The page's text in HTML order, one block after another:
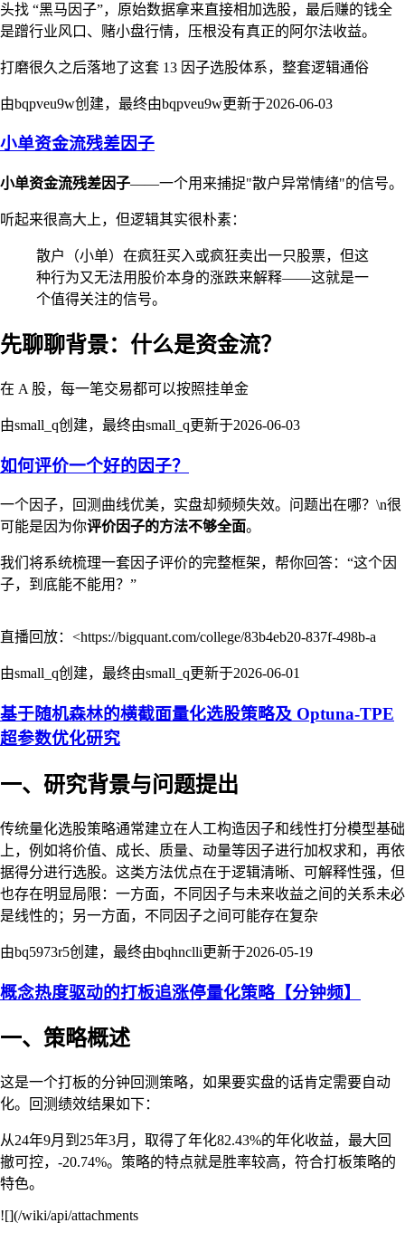
头找 “黑马因子”，原始数据拿来直接相加选股，最后赚的钱全
是蹭行业风口、赌小盘行情，压根没有真正的阿尔法收益。
打磨很久之后落地了这套 13 因子选股体系，整套逻辑通俗
由bqpveu9w创建，最终由bqpveu9w更新于2026-06-03
小单资金流残差因子
小单资金流残差因子——一个用来捕捉"散户异常情绪"的信号。
听起来很高大上，但逻辑其实很朴素：
散户（小单）在疯狂买入或疯狂卖出一只股票，但这
种行为又无法用股价本身的涨跌来解释——这就是一
个值得关注的信号。
先聊聊背景：什么是资金流？
在 A 股，每一笔交易都可以按照挂单金
由small_q创建，最终由small_q更新于2026-06-03
如何评价一个好的因子？
一个因子，回测曲线优美，实盘却频频失效。问题出在哪？\n很
可能是因为你评价因子的方法不够全面。
我们将系统梳理一套因子评价的完整框架，帮你回答：“这个因
子，到底能不能用？”
直播回放：<https://bigquant.com/college/83b4eb20-837f-498b-a
由small_q创建，最终由small_q更新于2026-06-01
基于随机森林的横截面量化选股策略及 Optuna-TPE
超参数优化研究
一、研究背景与问题提出
传统量化选股策略通常建立在人工构造因子和线性打分模型基础
上，例如将价值、成长、质量、动量等因子进行加权求和，再依
据得分进行选股。这类方法优点在于逻辑清晰、可解释性强，但
也存在明显局限：一方面，不同因子与未来收益之间的关系未必
是线性的；另一方面，不同因子之间可能存在复杂
由bq5973r5创建，最终由bqhnclli更新于2026-05-19
概念热度驱动的打板追涨停量化策略【分钟频】
一、策略概述
这是一个打板的分钟回测策略，如果要实盘的话肯定需要自动
化。回测绩效结果如下：
从24年9月到25年3月，取得了年化82.43%的年化收益，最大回
撤可控，-20.74%。策略的特点就是胜率较高，符合打板策略的
特色。
![](/wiki/api/attachments